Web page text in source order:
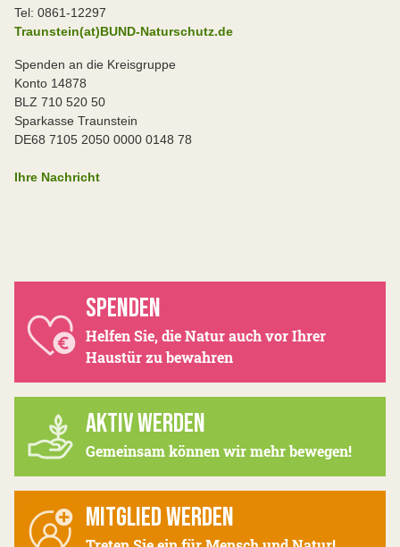
Tel: 0861-12297
Traunstein(at)BUND-Naturschutz.de
Spenden an die Kreisgruppe
Konto 14878
BLZ 710 520 50
Sparkasse Traunstein
DE68 7105 2050 0000 0148 78
Ihre Nachricht
SPENDEN
Helfen Sie, die Natur auch vor Ihrer
Haustür zu bewahren
AKTIV WERDEN
Gemeinsam können wir mehr bewegen!
MITGLIED WERDEN